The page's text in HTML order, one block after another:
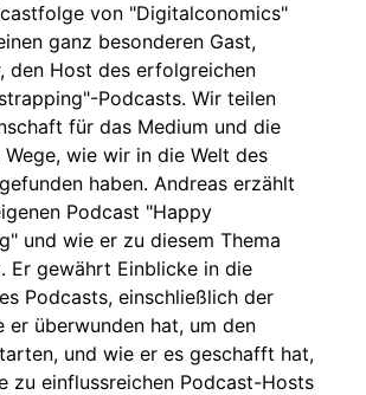
von "Digitalconomics"
ganz besonderen Gast,
den Host des erfolgreichen
Podcasts. Wir teilen
für das Medium und die
wie wir in die Welt des
haben. Andreas erzählt
Podcast "Happy
und wie er zu diesem Thema
Er gewährt Einblicke in die
Podcasts, einschließlich der
er überwunden hat, um den
und wie er es geschafft hat,
zu einflussreichen Podcast-Hosts